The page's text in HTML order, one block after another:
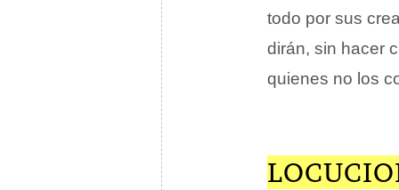
todo por sus
dirán, sin hacer
quienes no los